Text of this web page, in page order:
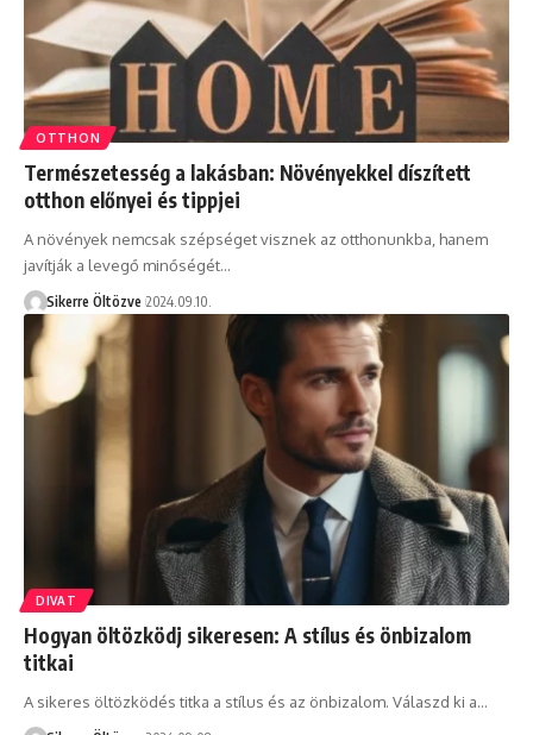
OTTHON
Természetesség a lakásban: Növényekkel díszített
otthon előnyei és tippjei
A növények nemcsak szépséget visznek az otthonunkba, hanem
javítják a levegő minőségét…
Sikerre Öltözve 2024.09.10.
DIVAT
Hogyan öltözködj sikeresen: A stílus és önbizalom
titkai
A sikeres öltözködés titka a stílus és az önbizalom. Válaszd ki a…